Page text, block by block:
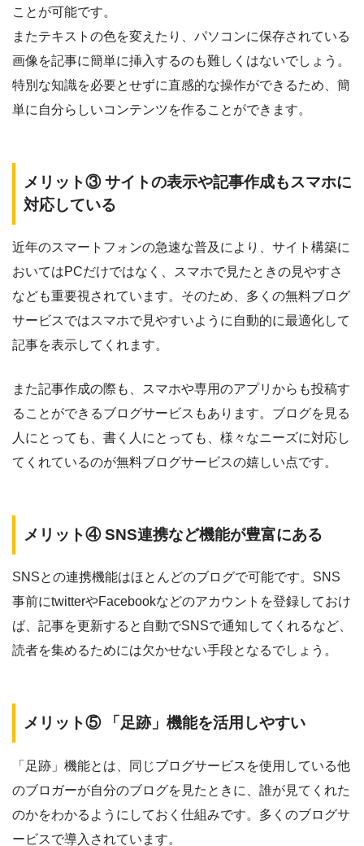
ことが可能です。
またテキストの色を変えたり、パソコンに保存されている
画像を記事に簡単に挿入するのも難しくはないでしょう。
特別な知識を必要とせずに直感的な操作ができるため、 簡
単に自分らしいコンテンツを作ることができます。
メリット③ サイトの表示や記事作成もスマホに
対応している
近年のスマートフォンの急速な普及により、サイト構築に
おいてはPCだけではなく、スマホで見たときの見やすさ
なども重要視されています。そのため、多くの無料ブログ
サービスではスマホで見やすいように自動的に最適化して
記事を表示してくれます。
また記事作成の際も、スマホや専用のアプリからも投稿す
ることができるブログサービスもあります。ブログを見る
人にとっても、書く人にとっても、様々なニーズに対応し
てくれているのが無料ブログサービスの嬉しい点です。
メリット④ SNS連携など機能が豊富にある
SNSとの連携機能はほとんどのブログで可能です。SNS
事前にtwitterやFacebookなどのアカウントを登録しておけ
ば、 記事を更新すると自動でSNSで通知してくれるなど、
読者を集めるためには欠かせない手段となるでしょう。
メリット⑤ 「足跡」機能を活用しやすい
「足跡」機能とは、同じブログサービスを使用している他
のブロガーが自分のブログを見たときに、誰が見てくれた
のかをわかるようにしておく仕組みです。多くのブログサ
ービスで導入されています。